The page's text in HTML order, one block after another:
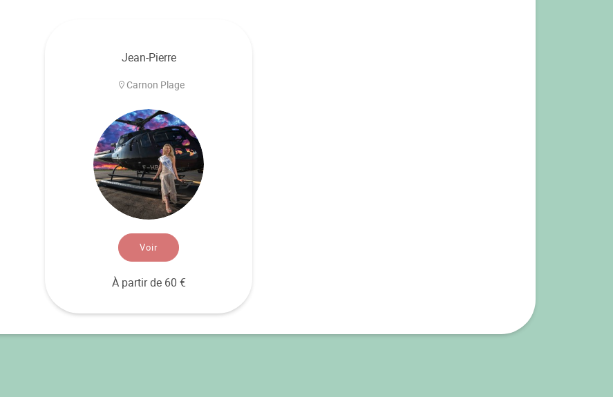
Jean-Pierre
Carnon Plage
Voir
À partir de 60 €